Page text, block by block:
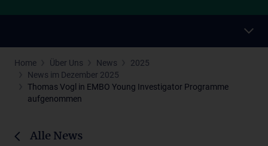
Home Über Uns News
2025
News im Dezember 2025
Thomas Vogl in EMBO Young Investigator Programme
aufgenommen
Alle News